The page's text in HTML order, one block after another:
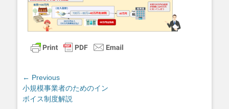
投
稿
ナ
← Previous
Previous
post:
小規模事業者のためのイン
ボイス制度解説